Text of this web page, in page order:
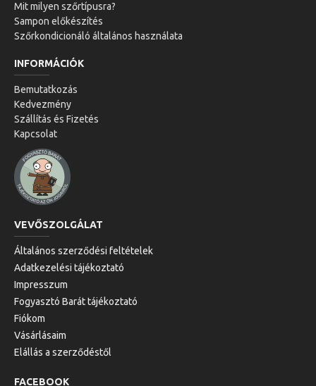
Mit milyen szőrtípusra?
Sampon előkészítés
Szőrkondicionáló általános használata
INFORMÁCIÓK
Bemutatkozás
Kedvezmény
Szállítás és Fizetés
Kapcsolat
VEVŐSZOLGÁLAT
Általános szerződési feltételek
Adatkezelési tájékoztató
Impresszum
Fogyasztó Barát tájékoztató
Fiókom
Vásárlásaim
Elállás a szerződéstől
FACEBOOK